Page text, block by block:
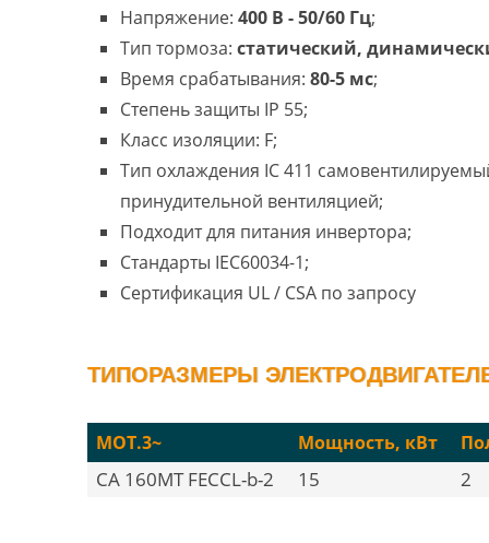
Напряжение: 400 В - 50/60 Гц;
Тип тормоза: статический,
Время срабатывания: 80-5 мс;
Степень защиты IP 55;
Класс изоляции: F;
Тип охлаждения IC 411
принудительной вентиляцией;
Подходит для питания инвертора;
Стандарты IEC60034-1;
Сертификация UL / CSA по запросу
ТИПОРАЗМЕРЫ
MOT.3~ Мощность, кВт
CA 160MT FECCL-b-2 15 2